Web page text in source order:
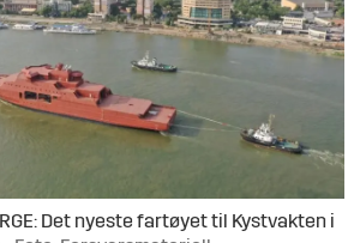
Det nyeste fartøyet til Kystvakten i